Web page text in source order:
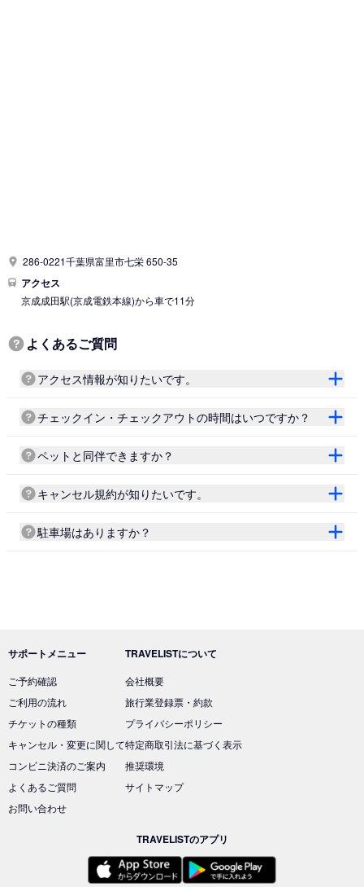
286-0221千葉県富里市七栄 650-35
アクセス
京成成田駅(京成電鉄本線)から車で11分
よくあるご質問
アクセス情報が知りたいです。
チェックイン・チェックアウトの時間はいつですか？
ペットと同伴できますか？
キャンセル規約が知りたいです。
駐車場はありますか？
サポートメニュー
ご予約確認
ご利用の流れ
チケットの種類
キャンセル・変更に関して
コンビニ決済のご案内
よくあるご質問
お問い合わせ
TRAVELISTについて
会社概要
旅行業登録票・約款
プライバシーポリシー
特定商取引法に基づく表示
推奨環境
サイトマップ
TRAVELISTのアプリ